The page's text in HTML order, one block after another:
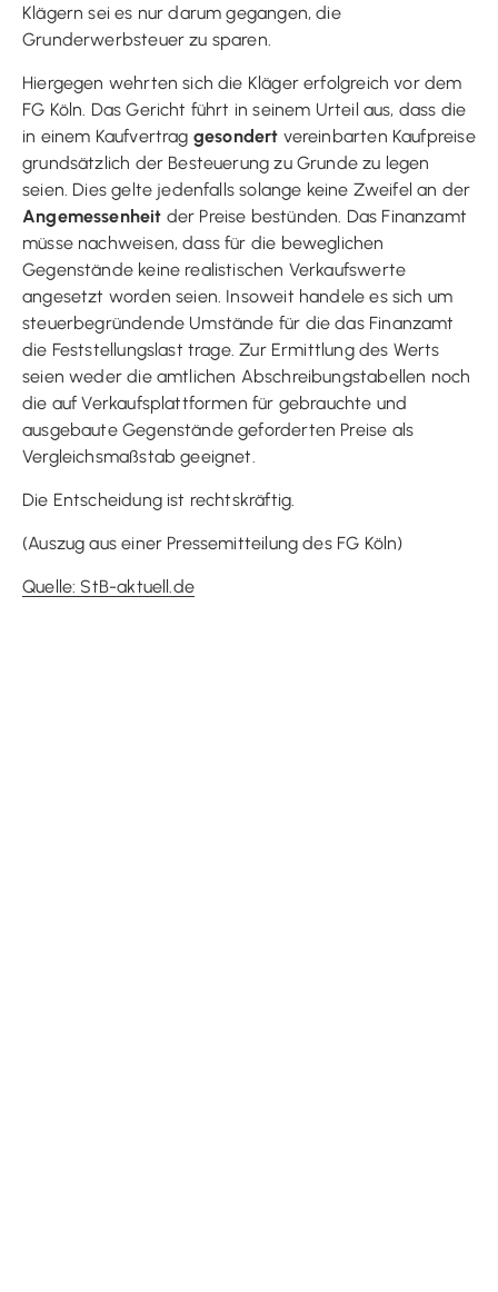
Klägern sei es nur darum gegangen, die
Grunderwerbsteuer zu sparen.
Hiergegen wehrten sich die Kläger erfolgreich vor dem
FG Köln. Das Gericht führt in seinem Urteil aus, dass die
in einem Kaufvertrag gesondert vereinbarten Kaufpreise
grundsätzlich der Besteuerung zu Grunde zu legen
seien. Dies gelte jedenfalls solange keine Zweifel an der
Angemessenheit der Preise bestünden. Das Finanzamt
müsse nachweisen, dass für die beweglichen
Gegenstände keine realistischen Verkaufswerte
angesetzt worden seien. Insoweit handele es sich um
steuerbegründende Umstände für die das Finanzamt
die Feststellungslast trage. Zur Ermittlung des Werts
seien weder die amtlichen Abschreibungstabellen noch
die auf Verkaufsplattformen für gebrauchte und
ausgebaute Gegenstände geforderten Preise als
Vergleichsmaßstab geeignet.
Die Entscheidung ist rechtskräftig.
(Auszug aus einer Pressemitteilung des FG Köln)
Quelle: StB-aktuell.de